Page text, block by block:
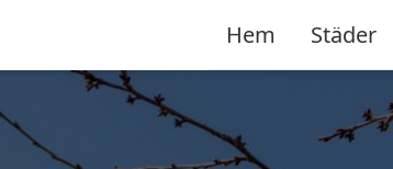
Hem Städer